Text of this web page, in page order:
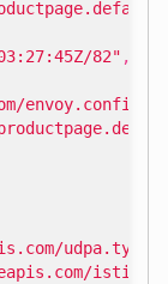
82" ,